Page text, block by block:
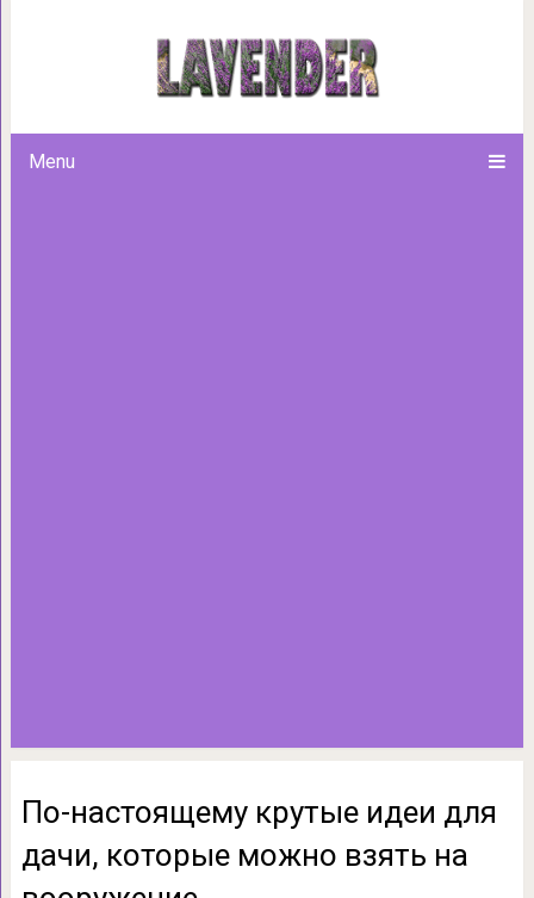
Menu
По-настоящему крутые
По-настоящему крутые идеи для
дачи, которые можно взять на